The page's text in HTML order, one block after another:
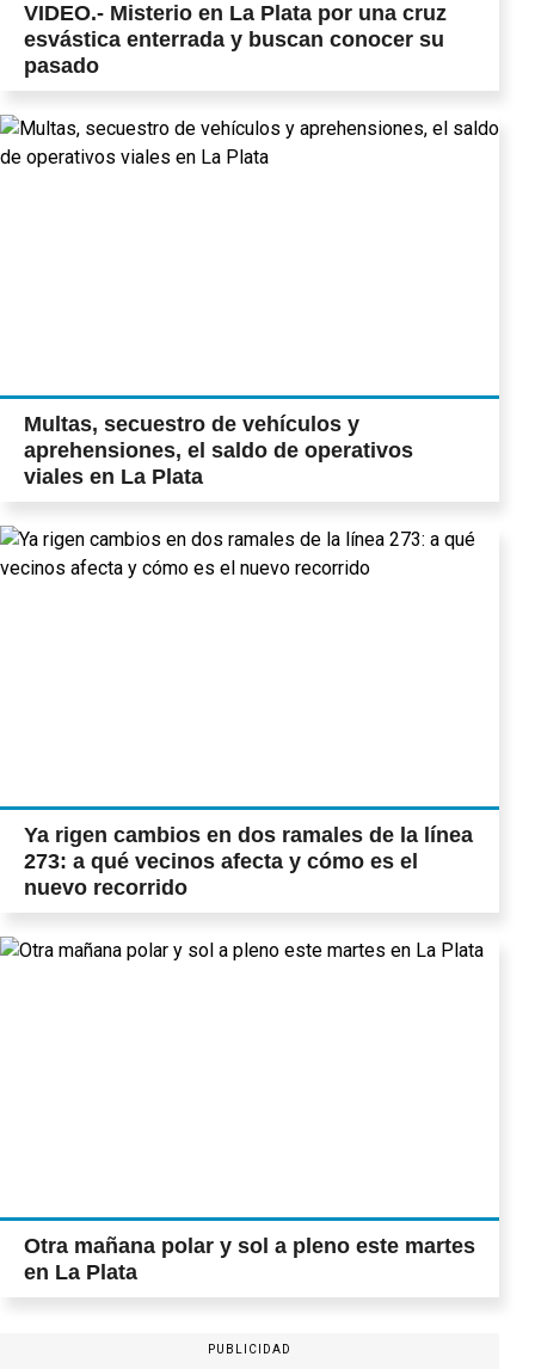
VIDEO.- Misterio en La Plata por una cruz
esvástica enterrada y buscan conocer su
pasado
Multas, secuestro de vehículos y
aprehensiones, el saldo de operativos
viales en La Plata
Ya rigen cambios en dos ramales de la línea
273: a qué vecinos afecta y cómo es el
nuevo recorrido
Otra mañana polar y sol a pleno este martes
en La Plata
PUBLICIDAD